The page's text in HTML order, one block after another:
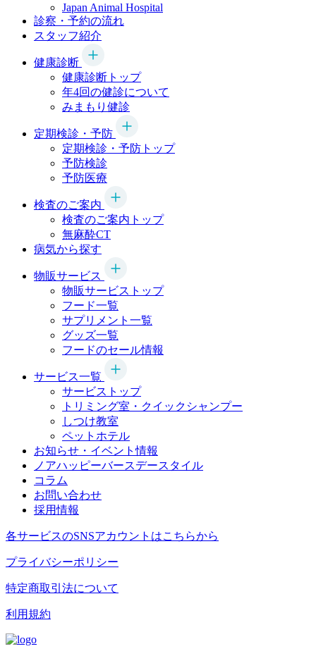
Japan Animal Hospital
診察・予約の流れ
スタッフ紹介
健康診断
健康診断トップ
年4回の健診について
みまもり健診
定期検診・予防
定期検診・予防トップ
予防検診
予防医療
検査のご案内
検査のご案内トップ
無麻酔CT
病気から探す
物販サービス
物販サービストップ
フード一覧
サプリメント一覧
グッズ一覧
フードのセール情報
サービス一覧
サービストップ
トリミング室・クイックシャンプー
しつけ教室
ペットホテル
お知らせ・イベント情報
ノアハッピーバースデースタイル
コラム
お問い合わせ
採用情報
各サービスのSNSアカウントはこちらから
プライバシーポリシー
特定商取引法について
利用規約